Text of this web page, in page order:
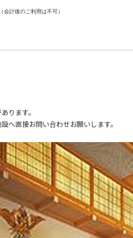
会計後のご利用は不可）
ります。
へ直接お問い合わせお願いします。